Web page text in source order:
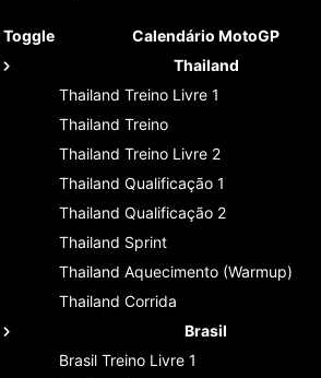
Toggle Calendário MotoGP
Thailand
Thailand Treino Livre 1
Thailand Treino
Thailand Treino Livre 2
Thailand Qualificação 1
Thailand Qualificação 2
Thailand Sprint
Thailand Aquecimento (Warmup)
Thailand Corrida
Brasil
Brasil Treino Livre 1